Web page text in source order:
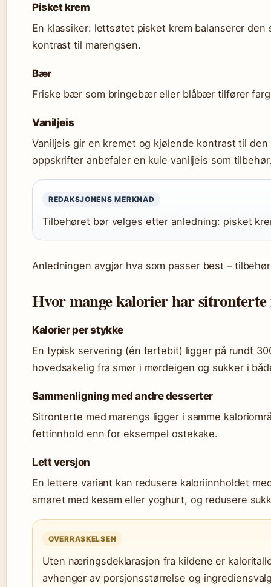
Pisket krem
En klassiker: lettsøtet pisket krem balanserer
kontrast til marengsen.
Bær
Friske bær som bringebær eller blåbær tilfører
Vaniljeis
Vaniljeis gir en kremet og kjølende kontrast til
oppskrifter anbefaler en kule vaniljeis som
REDAKSJONENS MERKNAD
Tilbehøret bør velges etter anledning: pisket
Anledningen avgjør hva som passer best –
Hvor mange kalorier har sitronterte
Kalorier per stykke
En typisk servering (én tertebit) ligger på rundt
hovedsakelig fra smør i mørdeigen og sukker i
Sammenligning med andre desserter
Sitronterte med marengs ligger i samme
fettinnhold enn for eksempel ostekake.
Lett versjon
En lettere variant kan redusere kaloriinnholdet
smøret med kesam eller yoghurt, og redusere
OVERRASKELSEN
Uten næringsdeklarasjon fra kildene er
avhenger av porsjonsstørrelse og